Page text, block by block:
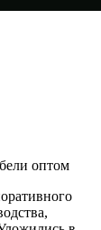
оптом